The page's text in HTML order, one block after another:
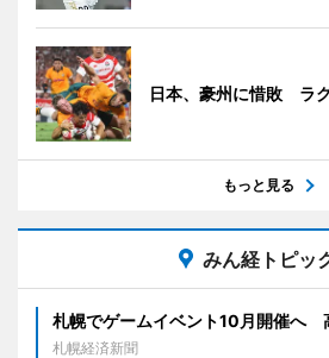
日本、豪州に惜敗 ラ
もっと見る
みん経トピッ
札幌でゲームイベント10月開催へ
札幌経済新聞